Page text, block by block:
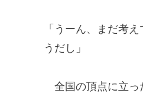
「うーん、まだ考
うだし」
全国の頂点に立っ